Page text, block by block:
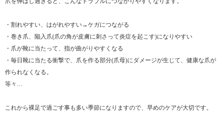
・割れやすい、はがれやすい→ケガにつながる
・巻き爪、陥入爪(爪の角が皮膚に刺さって炎症を起こす)になりやすい
・爪が靴に当たって、指が曲がりやすくなる
・毎日靴に当たる衝撃で、爪を作る部分(爪母)にダメージが生じて、健康な爪が
作られなくなる。
等々…
これから裸足で過ごす事も多い季節になりますので、早めのケアが大切です。